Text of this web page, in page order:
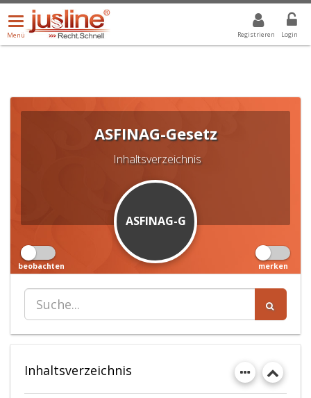
Registrieren Login
Menü
öffnen/schließen
Menü
ALLE DROPDOWN: GEWÄHLTER WERT IST ALLE
ASFINAG-Gesetz
Inhaltsverzeichnis
ASFINAG-G
beobachten merken
Inhaltsverzeichnis